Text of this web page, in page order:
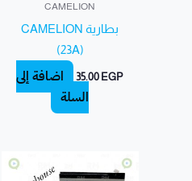
CAMELION
بطارية CAMELION
(23A)
35.00 EGP
إضافة إلى
السلة